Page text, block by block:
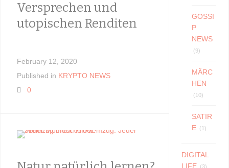
Versprechen und
utopischen Renditen
February 12, 2020
Published in KRYPTO NEWS
0
Published
GOSSI
P
NEWS
(9)
MÄRC
HEN
(10)
SATIR
E
(1)
DIGITAL
LIFE
(3)